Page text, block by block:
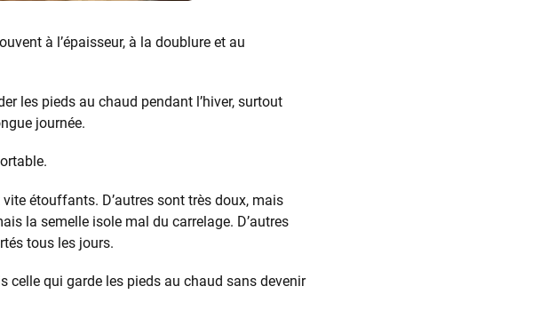
à l’épaisseur, à la doublure et au
les pieds au chaud pendant l’hiver, surtout
journée.
étouffants. D’autres sont très doux, mais
la semelle isole mal du carrelage. D’autres
tous les jours.
celle qui garde les pieds au chaud sans devenir